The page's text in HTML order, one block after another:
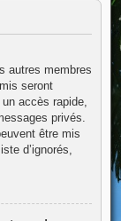
autres membres
seront
accès rapide,
privés.
être mis
d’ignorés,